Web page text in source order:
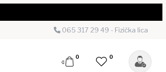
065 317 29 49 - Fizička lica
0 0